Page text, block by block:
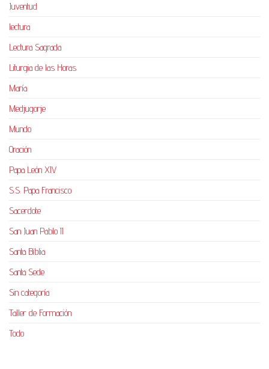
Juventud
lectura
Lectura Sagrada
Liturgia de las Horas
María
Medjugorje
Mundo
Oración
Papa León XIV
S.S. Papa Francisco
Sacerdote
San Juan Pablo II
Santa Biblia
Santa Sede
Sin categoría
Taller de Formación
Todo